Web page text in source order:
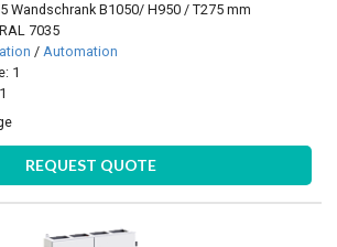
Wandschrank B1050/ H950 / T275 mm
7035
/Automation
1
REQUEST QUOTE